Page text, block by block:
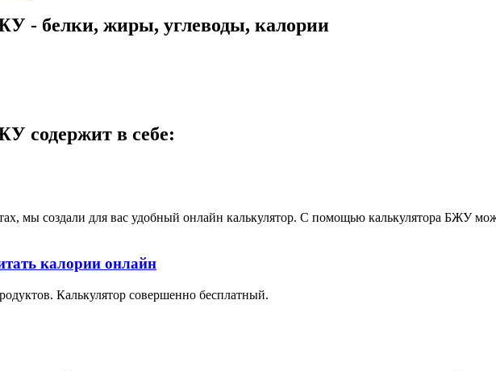
- белки, жиры, углеводы, калории
содержит в себе:
мы создали для вас удобный онлайн калькулятор. С помощью калькулятора БЖУ
калории онлайн
Калькулятор совершенно бесплатный.